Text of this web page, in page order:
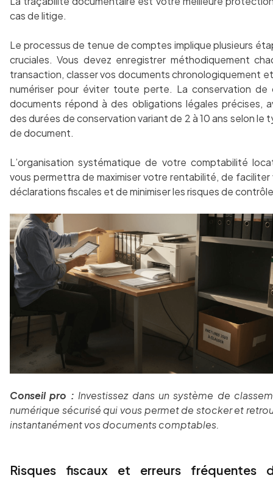
cas de litige.
Le processus de tenue de comptes implique plusieurs
cruciales. Vous devez enregistrer méthodiquement
transaction, classer vos documents chronologiquement
numériser pour éviter toute perte. La conservation de
documents répond à des obligations légales précises,
des durées de conservation variant de 2 à 10 ans selon le
de document.
L’organisation systématique de votre comptabilité
vous permettra de maximiser votre rentabilité, de faciliter
déclarations fiscales et de minimiser les risques de
Conseil pro : Investissez dans un système de
numérique sécurisé qui vous permet de stocker et
instantanément vos documents comptables.
Risques fiscaux et erreurs fréquentes